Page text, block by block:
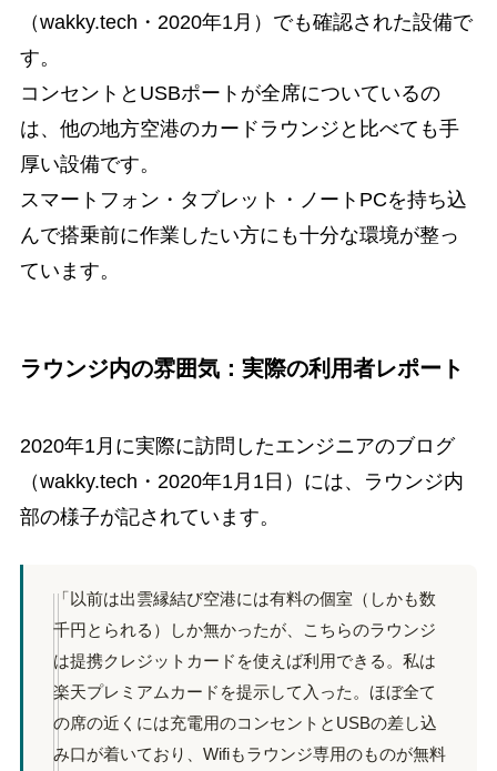
（wakky.tech・2020年1月）でも確認された設備で
す。
コンセントとUSBポートが全席についているの
は、他の地方空港のカードラウンジと比べても手
厚い設備です。
スマートフォン・タブレット・ノートPCを持ち込
んで搭乗前に作業したい方にも十分な環境が整っ
ています。
ラウンジ内の雰囲気：実際の利用者レポート
2020年1月に実際に訪問したエンジニアのブログ
（wakky.tech・2020年1月1日）には、ラウンジ内
部の様子が記されています。
「以前は出雲縁結び空港には有料の個室（しかも数
千円とられる）しか無かったが、こちらのラウンジ
は提携クレジットカードを使えば利用できる。私は
楽天プレミアムカードを提示して入った。ほぼ全て
の席の近くには充電用のコンセントとUSBの差し込
み口が着いており、Wifiもラウンジ専用のものが無料